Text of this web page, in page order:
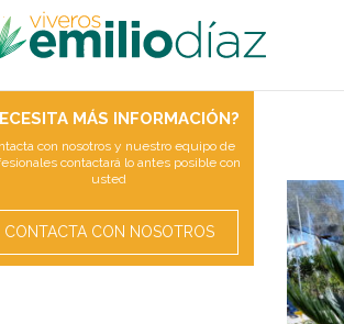
MÁS INFORMACIÓN?
con nosotros y nuestro equipo de
contactará lo antes posible con
usted
CONTACTA CON NOSOTROS